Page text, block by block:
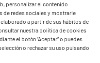
personalizar el contenido
de redes sociales y mostrarle
a partir de sus hábitos de
nuestra política de cookies
el botón “Aceptar” o puedes
o rechazar su uso pulsando